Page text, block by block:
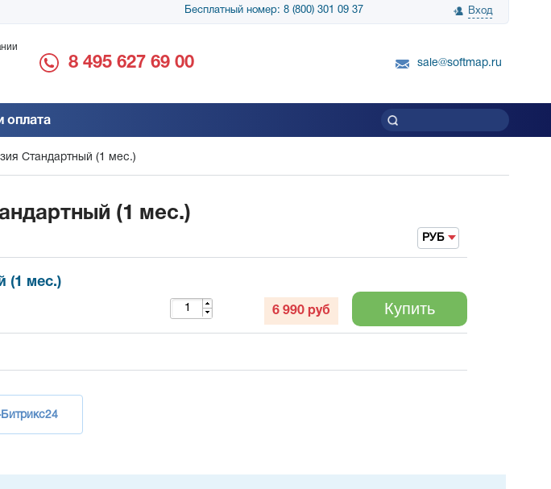
Бесплатный номер: 8 (800) 301 09 37 Вход
благодарность за поставку SnapGene...
благодарность SoftMap за помощь в
8 495 627 69 00 sale@softmap.ru
оплата
Стандартный (1 мес.)
(1 мес.)
РУБ
(1 мес.)
6 990 руб Купить